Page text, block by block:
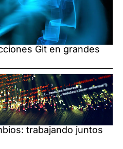
Git en grandes
trabajando juntos